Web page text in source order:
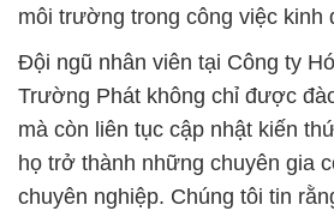
môi trường trong công việc kinh
Đội ngũ nhân viên tại Công ty
Trường Phát không chỉ được
mà còn liên tục cập nhật kiến
họ trở thành những chuyên gia
chuyên nghiệp. Chúng tôi tin